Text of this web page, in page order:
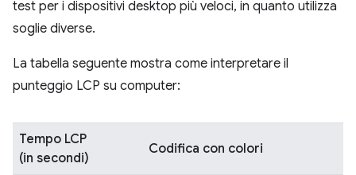
test per i dispositivi desktop più veloci, in quanto utilizza
soglie diverse.
La tabella seguente mostra come interpretare il
punteggio LCP su computer:
Tempo LCP
(in secondi)
Codifica con colori